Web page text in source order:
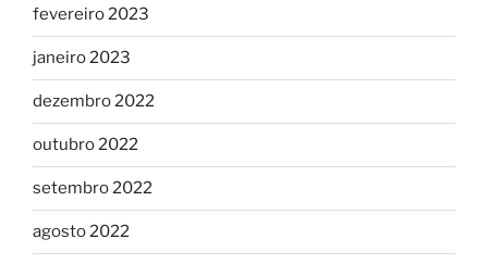
fevereiro 2023
janeiro 2023
dezembro 2022
outubro 2022
setembro 2022
agosto 2022